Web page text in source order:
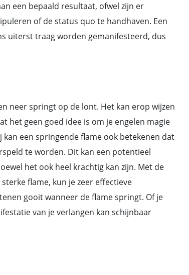
een bepaald resultaat, ofwel zijn er
of de status quo te handhaven. Een
uiterst traag worden gemanifesteerd, dus
neer springt op de lont. Het kan erop wijzen
het geen goed idee is om je engelen magie
een springende ﬂame ook betekenen dat
te worden. Dit kan een potentieel
het ook heel krachtig kan zijn. Met de
ﬂame, kun je zeer effectieve
gooit wanneer de ﬂame springt. Of je
van je verlangen kan schijnbaar